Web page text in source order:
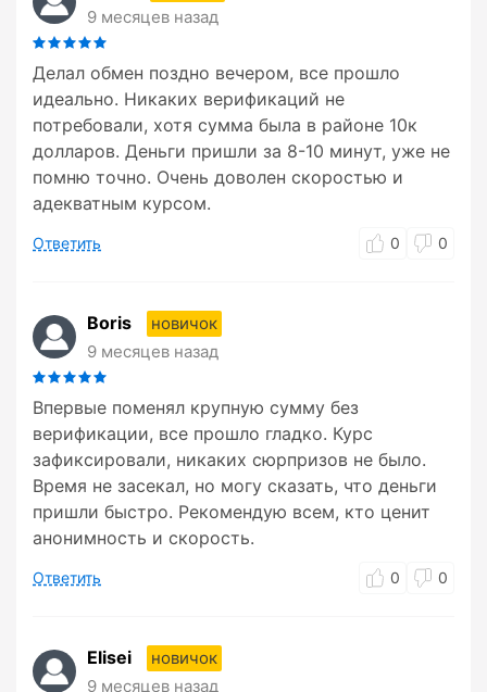
9 месяцев назад
Делал обмен поздно вечером, все прошло
идеально. Никаких верификаций не
потребовали, хотя сумма была в районе 10к
долларов. Деньги пришли за 8-10 минут, уже не
помню точно. Очень доволен скоростью и
адекватным курсом.
Ответить 0 0
Boris
новичок
9 месяцев назад
Впервые поменял крупную сумму без
верификации, все прошло гладко. Курс
зафиксировали, никаких сюрпризов не было.
Время не засекал, но могу сказать, что деньги
пришли быстро. Рекомендую всем, кто ценит
анонимность и скорость.
Ответить 0 0
Elisei
новичок
9 месяцев назад